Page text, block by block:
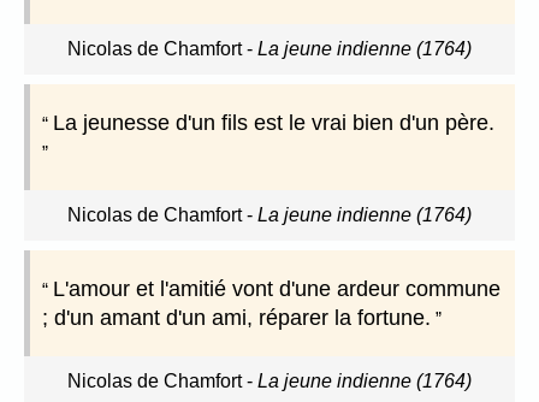
Nicolas de Chamfort- La jeune indienne (1764)
La jeunesse d'un fils est le vrai bien d'un père.
Nicolas de Chamfort- La jeune indienne (1764)
L'amour et l'amitié vont d'une ardeur commune
; d'un amant d'un ami, réparer la fortune.
Nicolas de Chamfort- La jeune indienne (1764)